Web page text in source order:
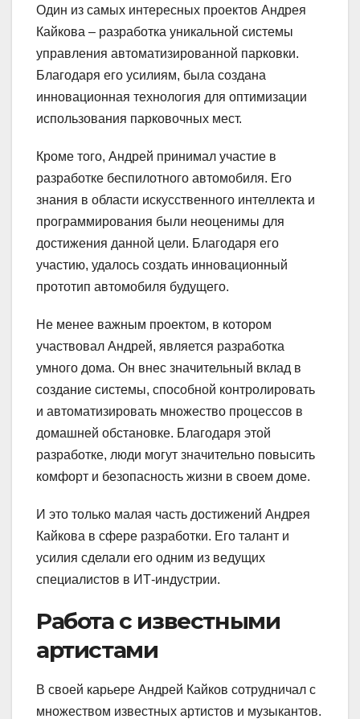
Один из самых интересных проектов Андрея
Кайкова – разработка уникальной системы
управления автоматизированной парковки.
Благодаря его усилиям, была создана
инновационная технология для оптимизации
использования парковочных мест.
Кроме того, Андрей принимал участие в
разработке беспилотного автомобиля. Его
знания в области искусственного интеллекта и
программирования были неоценимы для
достижения данной цели. Благодаря его
участию, удалось создать инновационный
прототип автомобиля будущего.
Не менее важным проектом, в котором
участвовал Андрей, является разработка
умного дома. Он внес значительный вклад в
создание системы, способной контролировать
и автоматизировать множество процессов в
домашней обстановке. Благодаря этой
разработке, люди могут значительно повысить
комфорт и безопасность жизни в своем доме.
И это только малая часть достижений Андрея
Кайкова в сфере разработки. Его талант и
усилия сделали его одним из ведущих
специалистов в ИТ-индустрии.
Работа с известными
артистами
В своей карьере Андрей Кайков сотрудничал с
множеством известных артистов и музыкантов.